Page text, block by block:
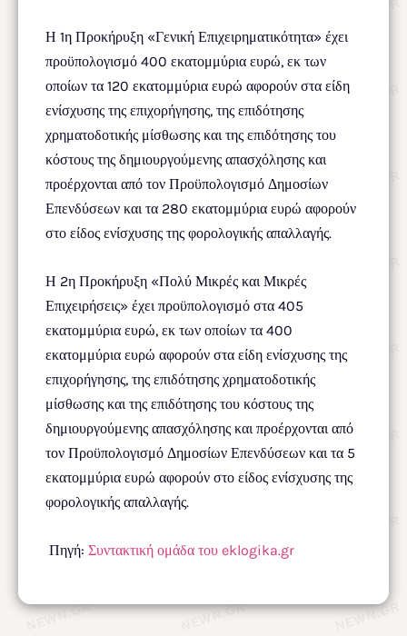
Η 1η Προκήρυξη «Γενική Επιχειρηματικότητα» έχει
προϋπολογισμό 400 εκατομμύρια ευρώ, εκ των
οποίων τα 120 εκατομμύρια ευρώ αφορούν στα είδη
ενίσχυσης της επιχορήγησης, της επιδότησης
χρηματοδοτικής μίσθωσης και της επιδότησης του
κόστους της δημιουργούμενης απασχόλησης και
προέρχονται από τον Προϋπολογισμό Δημοσίων
Επενδύσεων και τα 280 εκατομμύρια ευρώ αφορούν
στο είδος ενίσχυσης της φορολογικής απαλλαγής.
Η 2η Προκήρυξη «Πολύ Μικρές και Μικρές
Επιχειρήσεις» έχει προϋπολογισμό στα 405
εκατομμύρια ευρώ, εκ των οποίων τα 400
εκατομμύρια ευρώ αφορούν στα είδη ενίσχυσης της
επιχορήγησης, της επιδότησης χρηματοδοτικής
μίσθωσης και της επιδότησης του κόστους της
δημιουργούμενης απασχόλησης και προέρχονται από
τον Προϋπολογισμό Δημοσίων Επενδύσεων και τα 5
εκατομμύρια ευρώ αφορούν στο είδος ενίσχυσης της
φορολογικής απαλλαγής.
Πηγή: Συντακτική ομάδα του eklogika.gr